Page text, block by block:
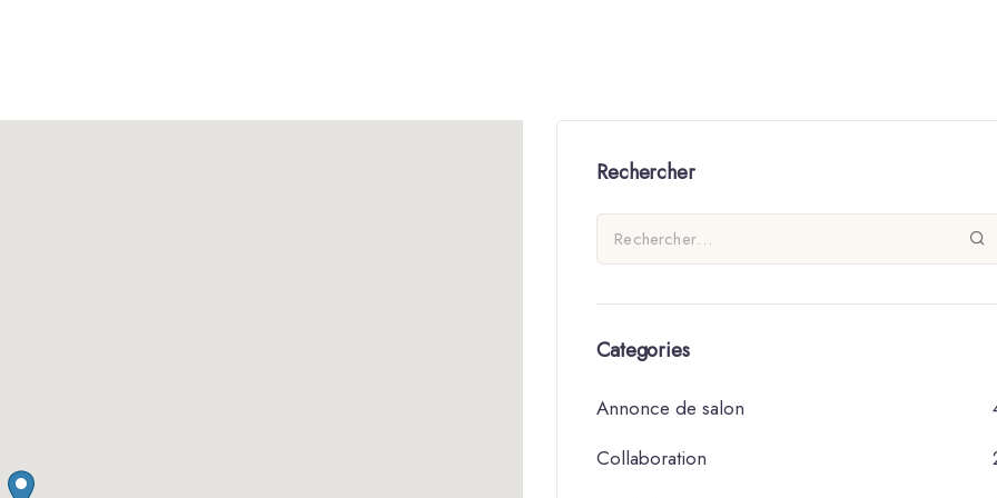
Rechercher
Categories
Annonce de salon
Collaboration